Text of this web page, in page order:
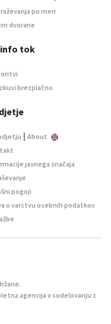
po meri
dvorane
info tok
brezplačno
| About
javnega značaja
pogoji
o varstvu osebnih podatkov
agencijav sodelovanju z